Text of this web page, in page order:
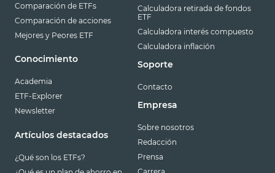
Comparación de ETFs
Comparación de acciones
Mejores y Peores ETF
Conocimiento
Academia
ETF-Explorer
Newsletter
Artículos destacados
¿Qué son los ETFs?
Calculadora retirada de fondos
ETF
Calculadora interés compuesto
Calculadora inflación
Soporte
Contacto
Empresa
Sobre nosotros
Redacción
Prensa